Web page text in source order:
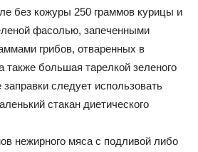
без кожуры 250 граммов курицы и
фасолью, запеченными
грибов, отваренных в
также большая тарелкой зеленого
заправки следует использовать
стакан диетического
нежирного мяса с подливой либо